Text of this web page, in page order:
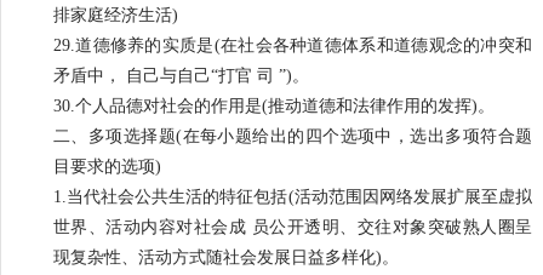
排家庭经济生活)
29.道德修养的实质是(在社会各种道德体系和道德观念的冲突和
矛盾中， 自己与自己“打官 司 ”)。
30.个人品德对社会的作用是(推动道德和法律作用的发挥)。
二、多项选择题(在每小题给出的四个选项中，选出多项符合题
目要求的选项)
1.当代社会公共生活的特征包括(活动范围因网络发展扩展至虚拟
世界、活动内容对社会成 员公开透明、交往对象突破熟人圈呈
现复杂性、活动方式随社会发展日益多样化)。